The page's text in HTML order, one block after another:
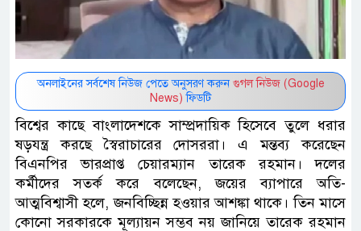
অনলাইনের সর্বশেষ নিউজ পেতে অনুসরণ করুন গুগল নিউজ (Google
News) ফিডটি
বিশ্বের কাছে বাংলাদেশকে সাম্প্রদায়িক হিসেবে তুলে ধরার
ষড়যন্ত্র করছে স্বৈরাচারের দোসররা। এ মন্তব্য করেছেন
বিএনপির ভারপ্রাপ্ত চেয়ারম্যান তারেক রহমান। দলের
কর্মীদের সতর্ক করে বলেছেন, জয়ের ব্যাপারে অতি-
আত্মবিশ্বাসী হলে, জনবিচ্ছিন্ন হওয়ার আশঙ্কা থাকে। তিন মাসে
কোনো সরকারকে মূল্যায়ন সম্ভব নয় জানিয়ে তারেক রহমান